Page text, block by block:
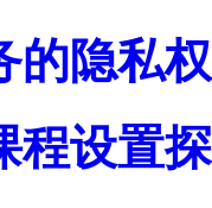
的隐私
程设置